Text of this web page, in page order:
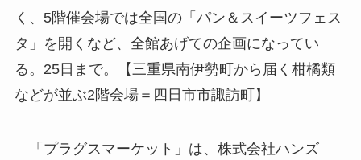
く、5階催会場では全国の「パン＆スイーツフェス
タ」を開くなど、全館あげての企画になってい
る。25日まで。【三重県南伊勢町から届く柑橘類
などが並ぶ2階会場＝四日市市諏訪町】
「プラグスマーケット」は、株式会社ハンズ